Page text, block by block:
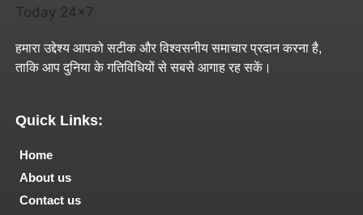
हमारा उद्देश्य आपको सटीक और विश्वसनीय समाचार प्रदान करना है,
ताकि आप दुनिया के गतिविधियों से सबसे आगाह रह सकें।
Quick Links:
Home
About us
Contact us